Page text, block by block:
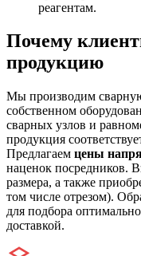
реагентам.
Почему
продукцию
Мы производим
собственном
сварных узлов и
продукция
Предлагаем цены
наценок посредников.
размера, а также
том числе отрезом).
для подбора
доставкой.